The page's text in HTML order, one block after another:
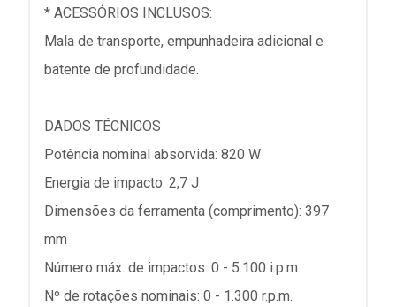
* ACESSÓRIOS INCLUSOS:
Mala de transporte, empunhadeira adicional e
batente de profundidade.
DADOS TÉCNICOS
Potência nominal absorvida: 820 W
Energia de impacto: 2,7 J
Dimensões da ferramenta (comprimento): 397
mm
Número máx. de impactos: 0 - 5.100 i.p.m.
Nº de rotações nominais: 0 - 1.300 r.p.m.